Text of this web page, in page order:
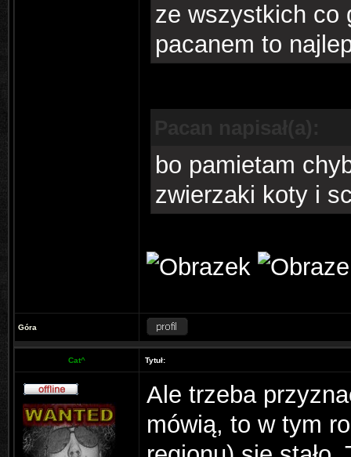
ze wszystkich co
pacanem to
bo pamietam
zwierzaki koty i
Góra
Cat^ Tytuł:
Ale trzeba
mówią, to w tym